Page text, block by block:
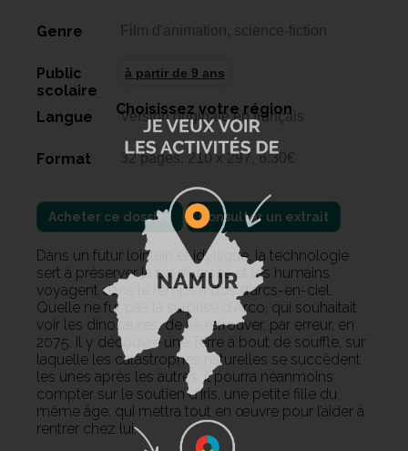
Genre Film d'animation, science-fiction
Public
scolaire
à partir de 9 ans
Langue Version originale en français
Format 32 pages, 210 x 297, 6.30€
Acheter ce dossier Consulter un extrait
Dans un futur lointain et idyllique, la technologie
sert à préserver la biodiversité et les humains
voyagent dans le temps à dos d’arcs-en-ciel.
Quelle ne fut pas la surprise d’Arco, qui souhaitait
voir les dinosaures, de se retrouver, par erreur, en
2075. Il y découvre une Terre à bout de souffle, sur
laquelle les catastrophes naturelles se succèdent
les unes après les autres. Il pourra néanmoins
compter sur le soutien d’Iris, une petite fille du
même âge, qui mettra tout en œuvre pour l’aider à
rentrer chez lui.
Choisissez votre région